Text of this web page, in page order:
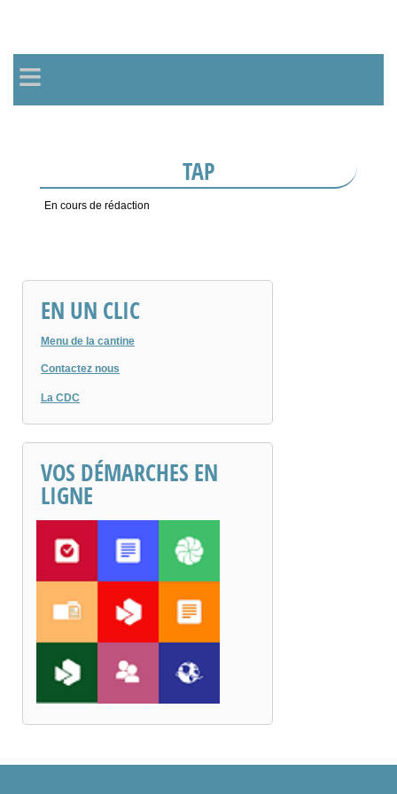
≡
TAP
En cours de rédaction
EN UN CLIC
Menu de la cantine
Contactez nous
La CDC
VOS DÉMARCHES EN
LIGNE